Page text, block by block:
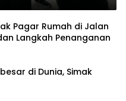
Pagar Rumah di Jalan
Langkah Penanganan
di Dunia, Simak